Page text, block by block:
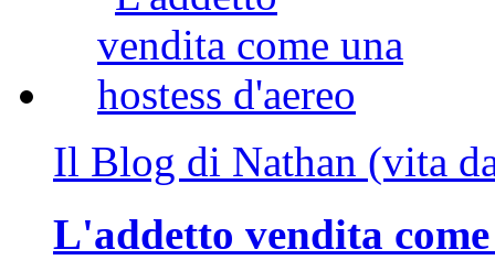
Il Blog di Nathan (vita
L'addetto vendita